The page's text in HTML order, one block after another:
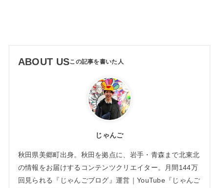
ABOUT US
じゃんご
秋田県美郷町出身。秋田を拠点に、岩手・青森まで北東北
の情報をお届けするコンテンツクリエイター。月間144万
回見られる『じゃんごブログ』運営｜YouTube『じゃんご